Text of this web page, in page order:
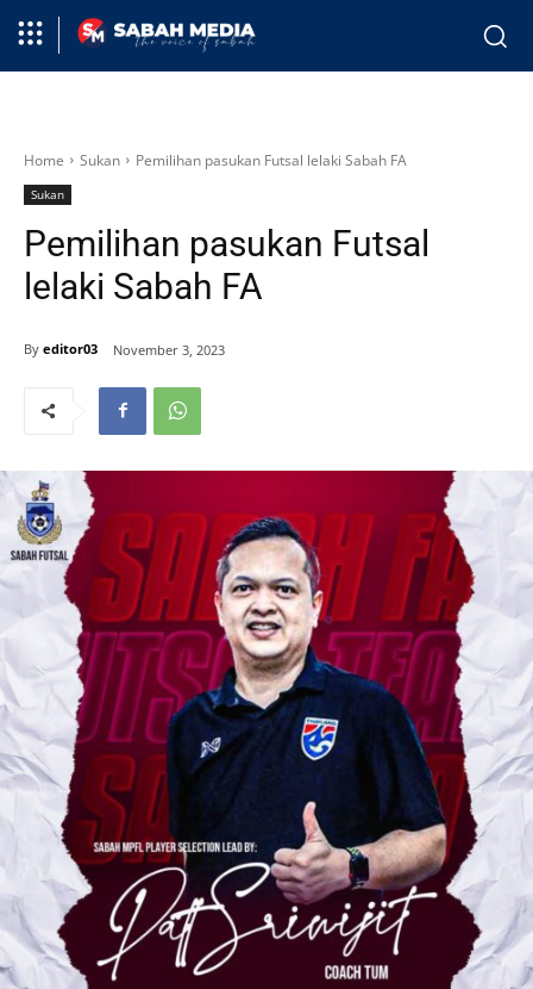
Home Sukan Pemilihan pasukan Futsal lelaki Sabah FA
Sukan
Pemilihan pasukan Futsal
lelaki Sabah FA
By editor03 November 3, 2023